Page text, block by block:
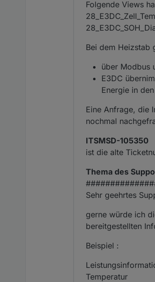
Folgende Views
Bei dem Heizstab
über Modbus
E3DC
Energie in
Eine Anfrage, die
nochmal
ITSMSD-105350
ist die alte
Thema des
Sehr geehrtes
gerne würde ich
bereitgestellten
Beispiel :
Temperatur